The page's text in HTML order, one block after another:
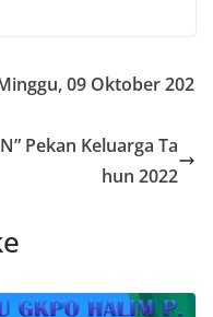
09 Oktober 202
Pekan Keluarga Ta
hun 2022